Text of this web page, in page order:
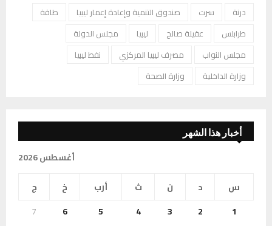
درنة
سرت صندوق التنمية وإعادة إعمار ليبيا
طاقة
طرابلس
عقيلة صالح ليبيا
مجلس الدولة
مجلس النواب
مصرف ليبيا المركزي
نفط ليبيا
وزارة الداخلية
وزارة الصحة
أخبار هذا الشهر
أغسطس 2026
س
د ن ث أرب خ
ج
1
2
3
4
5
6
7